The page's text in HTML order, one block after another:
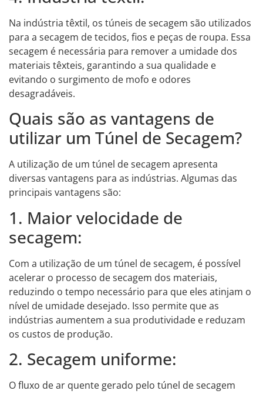
Na indústria têxtil, os túneis de secagem são utilizados
para a secagem de tecidos, fios e peças de roupa. Essa
secagem é necessária para remover a umidade dos
materiais têxteis, garantindo a sua qualidade e
evitando o surgimento de mofo e odores
desagradáveis.
Quais são as vantagens de
utilizar um Túnel de Secagem?
A utilização de um túnel de secagem apresenta
diversas vantagens para as indústrias. Algumas das
principais vantagens são:
1. Maior velocidade de
secagem:
Com a utilização de um túnel de secagem, é possível
acelerar o processo de secagem dos materiais,
reduzindo o tempo necessário para que eles atinjam o
nível de umidade desejado. Isso permite que as
indústrias aumentem a sua produtividade e reduzam
os custos de produção.
2. Secagem uniforme:
O fluxo de ar quente gerado pelo túnel de secagem